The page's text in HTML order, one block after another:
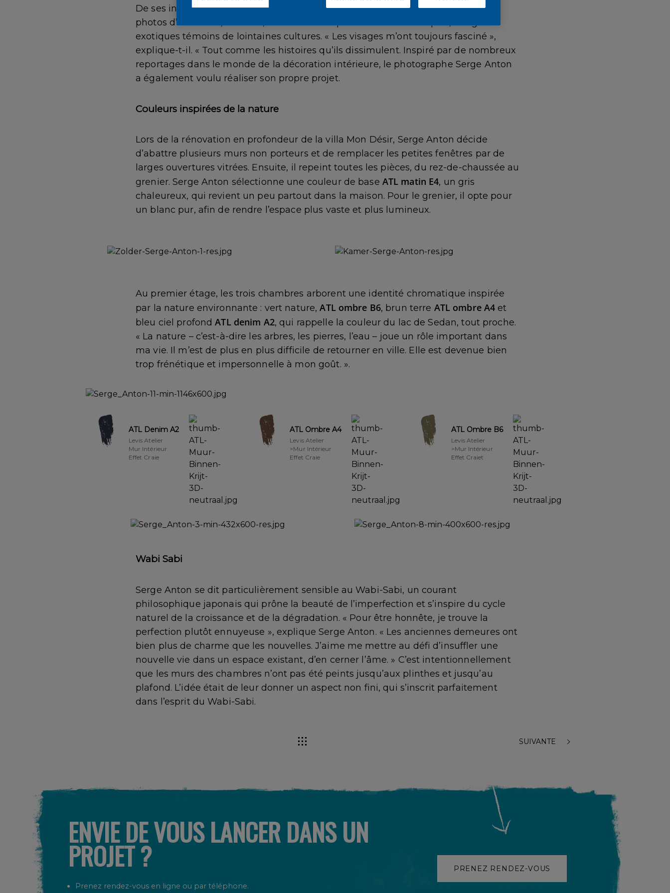
De ses innombrables voyages en Afrique et en Asie, Serge Anton a ramené des
photos d’intérieurs, bien sûr, mais aussi des portraits caractéristiques, visages
exotiques témoins de lointaines cultures. « Les visages m’ont toujours fasciné »,
explique-t-il. « Tout comme les histoires qu’ils dissimulent. Inspiré par de nombreux
reportages dans le monde de la décoration intérieure, le photographe Serge Anton
a également voulu réaliser son propre projet.
Couleurs inspirées de la nature
Lors de la rénovation en profondeur de la villa Mon Désir, Serge Anton décide
d’abattre plusieurs murs non porteurs et de remplacer les petites fenêtres par de
larges ouvertures vitrées. Ensuite, il repeint toutes les pièces, du rez-de-chaussée au
grenier. Serge Anton sélectionne une couleur de base ATL matin E4, un gris
chaleureux, qui revient un peu partout dans la maison. Pour le grenier, il opte pour
un blanc pur, afin de rendre l’espace plus vaste et plus lumineux.
Au premier étage, les trois chambres arborent une identité chromatique inspirée
par la nature environnante : vert nature,ATL ombre B6, brun terre ATL ombre A4 et
bleu ciel profondATL denim A2, qui rappelle la couleur du lac de Sedan, tout proche.
« La nature – c’est-à-dire les arbres, les pierres, l’eau – joue un rôle important dans
ma vie. Il m’est de plus en plus difficile de retourner en ville. Elle est devenue bien
trop frénétique et impersonnelle à mon goût. ».
ATL Denim A2
Levis Atelier
Mur Intérieur
Effet Craie
ATL Ombre A4
Levis Atelier
>Mur Intérieur
Effet Craie
ATL Ombre B6
Levis Atelier
>Mur Intérieur
Effet Craiet
Wabi Sabi
Serge Anton se dit particulièrement sensible au Wabi-Sabi, un courant
philosophique japonais qui prône la beauté de l’imperfection et s’inspire du cycle
naturel de la croissance et de la dégradation. « Pour être honnête, je trouve la
perfection plutôt ennuyeuse », explique Serge Anton. « Les anciennes demeures ont
bien plus de charme que les nouvelles. J’aime me mettre au défi d’insuffler une
nouvelle vie dans un espace existant, d’en cerner l’âme. » C’est intentionnellement
que les murs des chambres n’ont pas été peints jusqu’aux plinthes et jusqu’au
plafond. L’idée était de leur donner un aspect non fini, qui s’inscrit parfaitement
dans l’esprit du Wabi-Sabi.
SUIVANTE
ENVIE DE VOUS LANCER DANS UN
PROJET ?
Prenez rendez-vous en ligne ou par téléphone.
PRENEZ RENDEZ-VOUS